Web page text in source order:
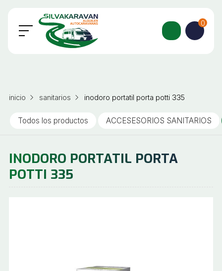
0
inicio sanitarios inodoro portatil porta potti 335
Todos los productos ACCESESORIOS SANITARIOS
INODORO PORTATIL PORTA
POTTI 335